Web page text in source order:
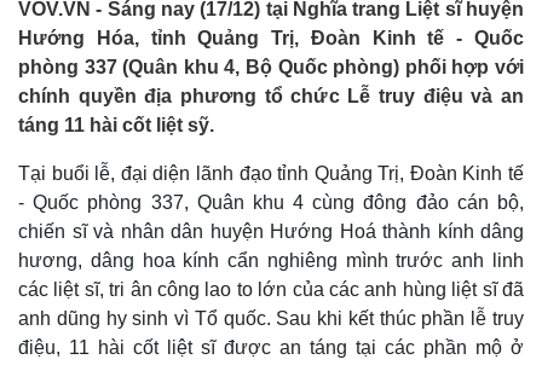
VOV.VN - Sáng nay (17/12) tại Nghĩa trang Liệt sĩ huyện
Hướng Hóa, tỉnh Quảng Trị, Đoàn Kinh tế - Quốc
phòng 337 (Quân khu 4, Bộ Quốc phòng) phối hợp với
chính quyền địa phương tổ chức Lễ truy điệu và an
táng 11 hài cốt liệt sỹ.
Tại buổi lễ, đại diện lãnh đạo tỉnh Quảng Trị, Đoàn Kinh tế
- Quốc phòng 337, Quân khu 4 cùng đông đảo cán bộ,
chiến sĩ và nhân dân huyện Hướng Hoá thành kính dâng
hương, dâng hoa kính cẩn nghiêng mình trước anh linh
các liệt sĩ, tri ân công lao to lớn của các anh hùng liệt sĩ đã
anh dũng hy sinh vì Tổ quốc. Sau khi kết thúc phần lễ truy
điệu, 11 hài cốt liệt sĩ được an táng tại các phần mộ ở